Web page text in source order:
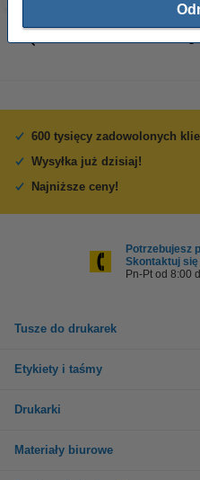
600 tysięcy zadowolonych
Wysyłka już dzisiaj!
Najniższe ceny!
Potrzebujesz
Skontaktuj się
Pn-Pt od 8:00
Tusze do drukarek
Etykiety i taśmy
Drukarki
Materiały biurowe